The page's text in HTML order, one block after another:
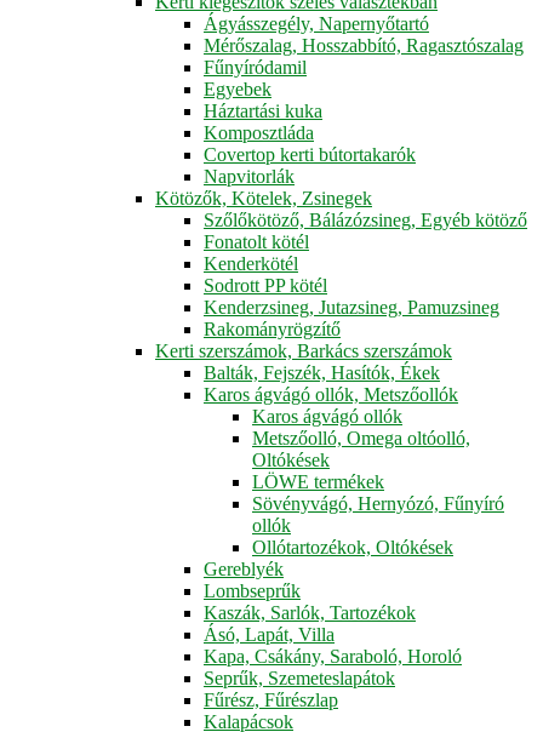
Ágyásszegély, Napernyőtartó
Mérőszalag, Hosszabbító, Ragasztószalag
Fűnyíródamil
Egyebek
Háztartási kuka
Komposztláda
Covertop kerti bútortakarók
Napvitorlák
Kötözők, Kötelek, Zsinegek
Szőlőkötöző, Bálázózsineg, Egyéb kötöző
Fonatolt kötél
Kenderkötél
Sodrott PP kötél
Kenderzsineg, Jutazsineg, Pamuzsineg
Rakományrögzítő
Kerti szerszámok, Barkács szerszámok
Balták, Fejszék, Hasítók, Ékek
Karos ágvágó ollók, Metszőollók
Karos ágvágó ollók
Metszőolló, Omega oltóolló,
Oltókések
LÖWE termékek
Sövényvágó, Hernyózó, Fűnyíró
ollók
Ollótartozékok, Oltókések
Gereblyék
Lombseprűk
Kaszák, Sarlók, Tartozékok
Ásó, Lapát, Villa
Kapa, Csákány, Saraboló, Horoló
Seprűk, Szemeteslapátok
Fűrész, Fűrészlap
Kalapácsok